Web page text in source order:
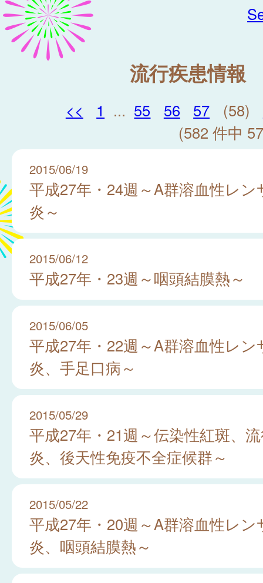
流行疾患情報
<< 1 ... 55 56 57 (58)
(582 件中
2015/06/19
平成27年・24週～A群溶血性レン
炎～
2015/06/12
平成27年・23週～咽頭結膜熱～
2015/06/05
平成27年・22週～A群溶血性レン
炎、手足口病～
2015/05/29
平成27年・21週～伝染性紅斑、
炎、後天性免疫不全症候群～
2015/05/22
平成27年・20週～A群溶血性レン
炎、咽頭結膜熱～